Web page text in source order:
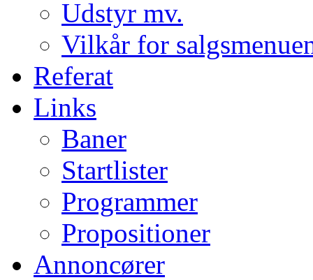
Udstyr mv.
Vilkår for
Referat
Links
Baner
Startlister
Programmer
Propositioner
Annoncører